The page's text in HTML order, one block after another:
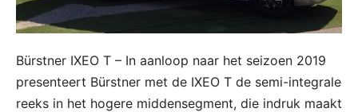
Bürstner IXEO T – In aanloop naar het seizoen 2019
presenteert Bürstner met de IXEO T de semi-integrale
reeks in het hogere middensegment, die indruk maakt